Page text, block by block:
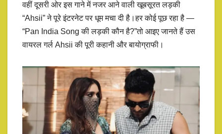
वहीं दूसरी ओर इस गाने में नजर आने वाली खूबसूरत लड़की
“Ahsii” ने पूरे इंटरनेट पर धूम मचा दी है।हर कोई पूछ रहा है —
“Pan India Song की लड़की कौन है?”तो आइए जानते हैं उस
वायरल गर्ल Ahsii की पूरी कहानी और बायोग्राफी।